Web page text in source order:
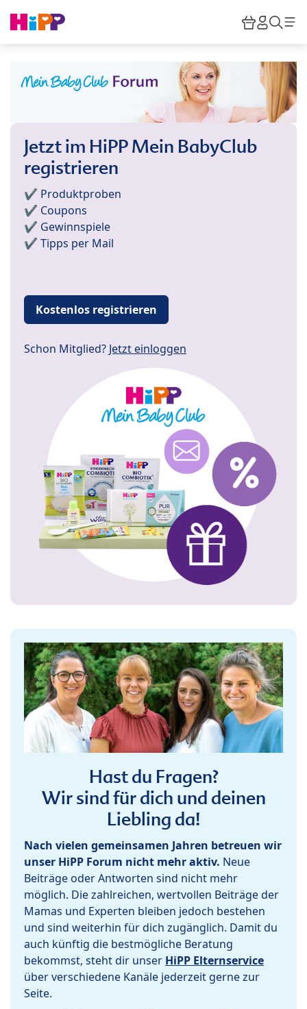
HiPP
Jetzt im HiPP Mein BabyClub
registrieren
✔️ Produktproben
✔️ Coupons
✔️ Gewinnspiele
✔️ Tipps per Mail
Kostenlos registrieren
Schon Mitglied? Jetzt einloggen
Hast du Fragen?
Wir sind für dich und deinen
Liebling da!
Nach vielen gemeinsamen Jahren betreuen wir
unser HiPP Forum nicht mehr aktiv. Neue
Beiträge oder Antworten sind nicht mehr
möglich. Die zahlreichen, wertvollen Beiträge der
Mamas und Experten bleiben jedoch bestehen
und sind weiterhin für dich zugänglich. Damit du
auch künftig die bestmögliche Beratung
bekommst, steht dir unser HiPP Elternservice
über verschiedene Kanäle jederzeit gerne zur
Seite.